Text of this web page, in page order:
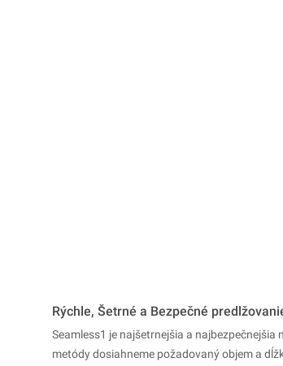
Rýchle, Šetrné a Bezpečné
Seamless1 je najšetrnejšia a
metódy dosiahneme požadovaný objem a